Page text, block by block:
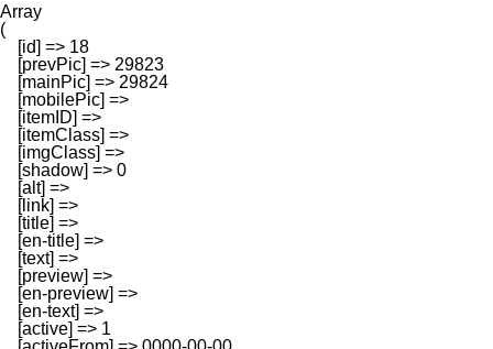
Array
(
    [id] => 18
    [prevPic] => 29823
    [mainPic] => 29824
    [mobilePic] =>
    [itemID] =>
    [itemClass] =>
    [imgClass] =>
    [shadow] => 0
    [alt] =>
    [link] =>
    [title] =>
    [en-title] =>
    [text] =>
    [preview] =>
    [en-preview] =>
    [en-text] =>
    [active] => 1